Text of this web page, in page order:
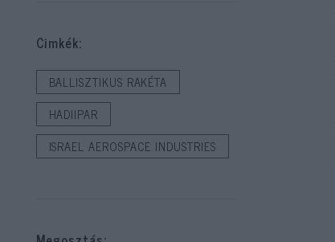
Cimkék:
BALLISZTIKUS RAKÉTA
HADIIPAR
ISRAEL AEROSPACE INDUSTRIES